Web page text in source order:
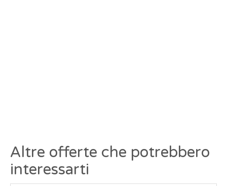
Altre offerte che potrebbero
interessarti